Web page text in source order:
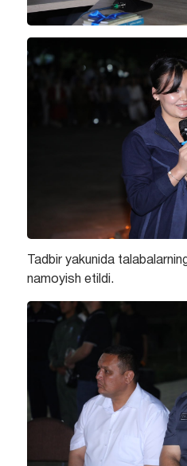
Tadbir yakunida
namoyish etildi.